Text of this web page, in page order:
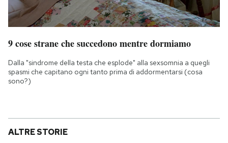
9 cose strane che succedono mentre dormiamo
Dalla "sindrome della testa che esplode" alla sexsomnia a quegli
spasmi che capitano ogni tanto prima di addormentarsi (cosa
sono?)
ALTRE STORIE